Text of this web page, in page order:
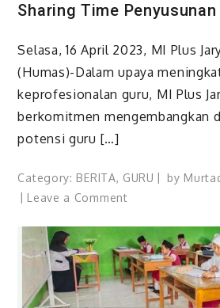
Sharing Time Penyusunan
Selasa, 16 April 2023, MI Plus
(Humas)-Dalam upaya
keprofesionalan guru, MI Plus
berkomitmen mengembangkan
potensi guru […]
Category: BERITA, GURU by
Leave a Commenton
Time
Penyusunan
Soal
HOTS